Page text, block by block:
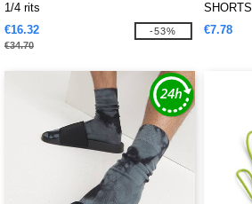
1/4 rits
€16.32
€34.70
-53%
SHORTS
€7.78